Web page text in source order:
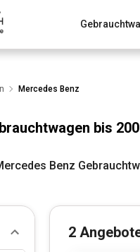
die Inzahlungnahme
Mercedes Benz
bis
Benz
2